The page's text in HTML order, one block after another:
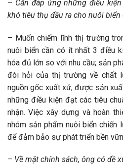
– Cần đáp ứng những điều
khó tiêu thụ đầu ra cho nuôi
– Muốn chiếm lĩnh thị trường
nuôi biển cần có ít nhất 3 điều
hóa đủ lớn so với nhu cầu; sản
đòi hỏi của thị trường về chất
nguồn gốc xuất xứ; được sản
những điều kiện đạt các tiêu
nhận. Việc xây dựng và hoàn
nhóm sản phẩm nuôi biển chiến
để đảm bảo sự phát triển bền
– Về mặt chính sách, ông có đề